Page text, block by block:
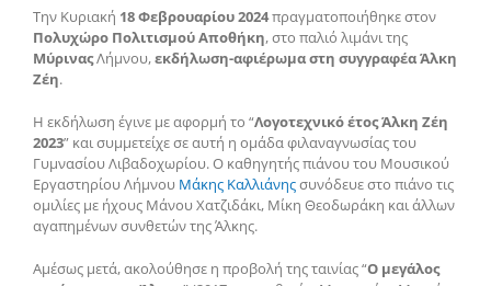
Την Κυριακή 18 Φεβρουαρίου 2024πραγματοποιήθηκε στον
Πολυχώρο Πολιτισμού Αποθήκη, στο παλιό λιμάνι της
ΜύριναςΛήμνου,εκδήλωση-αφιέρωμα στη συγγραφέα Άλκη
Ζέη.
Η εκδήλωση έγινε με αφορμή το “Λογοτεχνικό έτος Άλκη Ζέη
2023” και συμμετείχε σε αυτή η ομάδα φιλαναγνωσίας του
Γυμνασίου Λιβαδοχωρίου. Ο καθηγητής πιάνου του Μουσικού
Εργαστηρίου Λήμνου Μάκης Καλλιάνηςσυνόδευε στο πιάνο τις
ομιλίες με ήχους Μάνου Χατζιδάκι, Μίκη Θεοδωράκη και άλλων
αγαπημένων συνθετών της Άλκης.
Αμέσως μετά, ακολούθησε η προβολή της ταινίας “Ο μεγάλος